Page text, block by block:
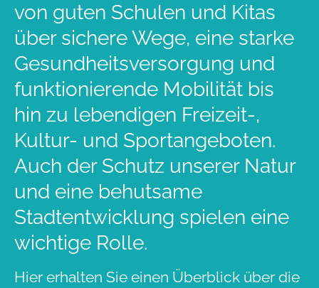
von guten Schulen und Kitas
über sichere Wege, eine starke
Gesundheitsversorgung und
funktionierende Mobilität bis
hin zu lebendigen Freizeit-,
Kultur- und Sportangeboten.
Auch der Schutz unserer Natur
und eine behutsame
Stadtentwicklung spielen eine
wichtige Rolle.
Hier erhalten Sie einen Überblick über die